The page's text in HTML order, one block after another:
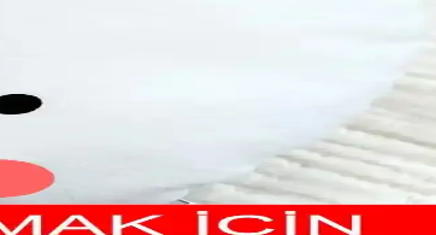
kaliteli malzemeleriyle dayanıklılık sağlar.
sağlar, alanlara neşe katıyor.
ve hayvanlar hakkında bilgiler içerir.